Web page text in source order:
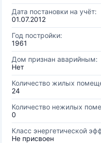
Дата постановки на учёт:
01.07.2012
Год постройки:
1961
Дом признан аварийным:
Нет
Количество жилых
24
Количество нежилых
0
Класс энергетической
Не присвоен